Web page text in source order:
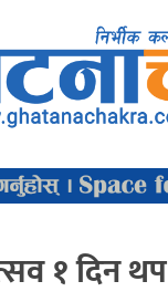
१ दिन थप